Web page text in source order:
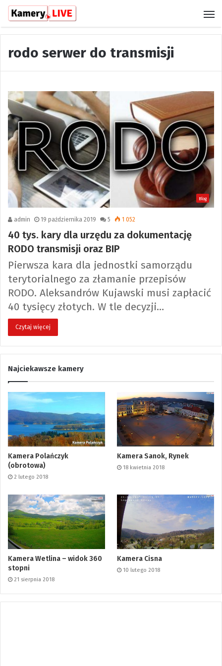
rodo serwer do transmisji
Blog
admin 19 października 2019 5 1 052
40 tys. kary dla urzędu za dokumentację
RODO transmisji oraz BIP
Pierwsza kara dla jednostki samorządu
terytorialnego za złamanie przepisów
RODO. Aleksandrów Kujawski musi zapłacić
40 tysięcy złotych. W tle decyzji…
Czytaj więcej
Najciekawsze kamery
Kamera Polańczyk
(obrotowa)
2 lutego 2018
Kamera Sanok, Rynek
18 kwietnia 2018
Kamera Wetlina – widok 360
stopni
21 sierpnia 2018
Kamera Cisna
10 lutego 2018